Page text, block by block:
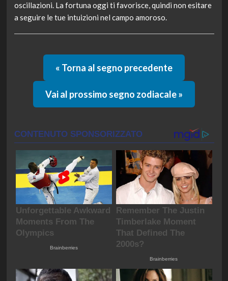
oscillazioni. La fortuna oggi ti favorisce, quindi non esitare
a seguire le tue intuizioni nel campo amoroso.
« Torna al segno precedente
Vai al prossimo segno zodiacale »